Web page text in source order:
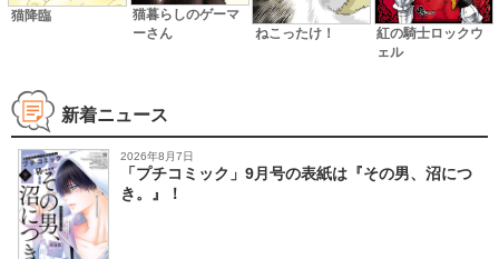
猫降臨
猫暮らしのゲーマ
ーさん
ねこったけ！
紅の騎士ロックウ
ェル
新着ニュース
2026年8月7日
「プチコミック」9月号の表紙は『その男、沼につ
き。』！